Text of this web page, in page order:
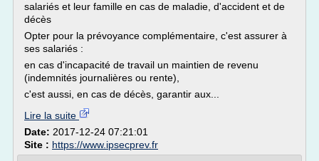
salariés et leur famille en cas de maladie, d'accident et de
décès
Opter pour la prévoyance complémentaire, c'est assurer à
ses salariés :
en cas d'incapacité de travail un maintien de revenu
(indemnités journalières ou rente),
c'est aussi, en cas de décès, garantir aux...
Lire la suite
Date: 2017-12-24 07:21:01
Site : https://www.ipsecprev.fr